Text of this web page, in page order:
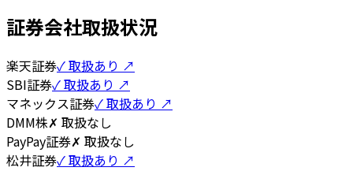
証券会社取扱状況
楽天証券✓ 取扱あり ↗
SBI証券✓ 取扱あり ↗
マネックス証券✓ 取扱あり ↗
DMM株✗ 取扱なし
PayPay証券✗ 取扱なし
松井証券✓ 取扱あり ↗